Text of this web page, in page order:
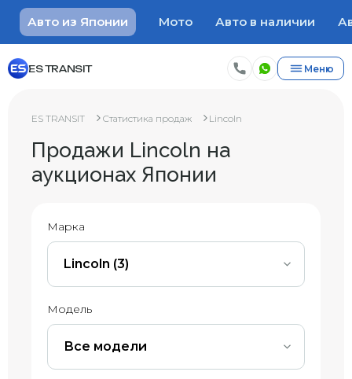
Авто из Японии Мото Авто в наличии
ES TRANSIT Меню
ES TRANSIT Статистика продаж Lincoln
Продажи Lincoln на
аукционах Японии
Марка
Lincoln (3)
Модель
Все модели